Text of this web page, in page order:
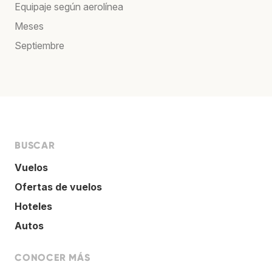
Equipaje según aerolínea
Meses
Septiembre
BUSCAR
Vuelos
Ofertas de vuelos
Hoteles
Autos
CONOCER MÁS